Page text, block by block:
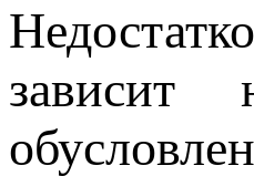
зависит